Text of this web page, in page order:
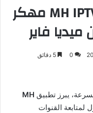
تحميل تطبيق MH IPTV PRO مهكر
0 5 دقائق
يبرز تطبيق MH
القنوات